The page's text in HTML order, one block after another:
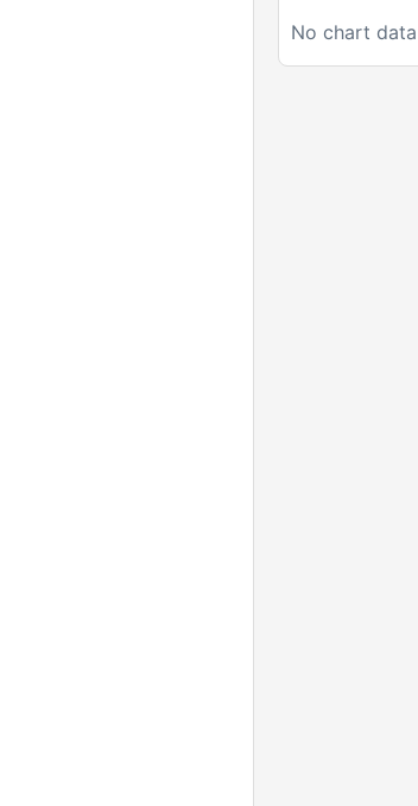
No chart